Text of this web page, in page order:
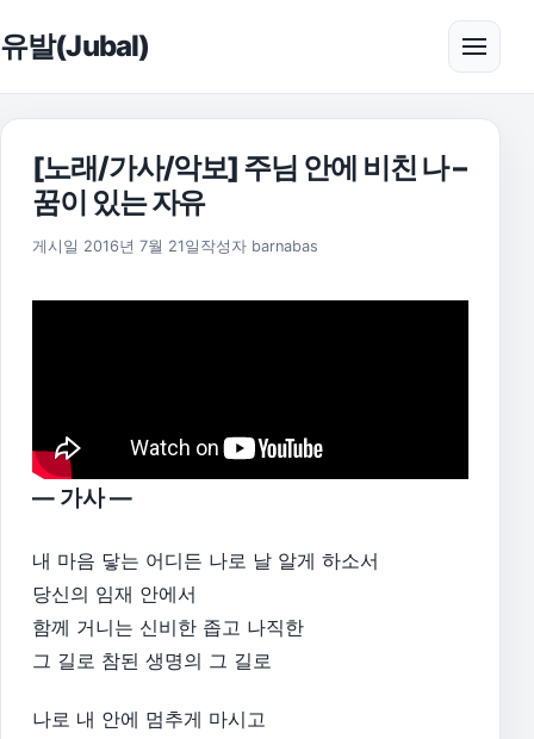
유발(Jubal) 메뉴
[노래/가사/악보] 주님 안에 비친 나 –
꿈이 있는 자유
게시일 2016년 7월 21일 2025년 11월 18일
작성자 barnabas
— 가사 —
내 마음 닿는 어디든 나로 날 알게 하소서
당신의 임재 안에서
함께 거니는 신비한 좁고 나직한
그 길로 참된 생명의 그 길로
나로 내 안에 멈추게 마시고